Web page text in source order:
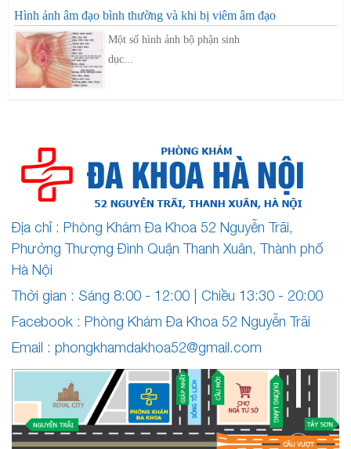
Hình ảnh âm đạo bình thường và khi bị viêm âm đạo
Một số hình ảnh bộ phận sinh
dục...
Địa chỉ : Phòng Khám Đa Khoa 52 Nguyễn Trãi,
Phường Thượng Đình Quận Thanh Xuân, Thành phố
Hà Nội
Thời gian : Sáng 8:00 - 12:00 | Chiều 13:30 - 20:00
Facebook : Phòng Khám Đa Khoa 52 Nguyễn Trãi
Email : phongkhamdakhoa52@gmail.com